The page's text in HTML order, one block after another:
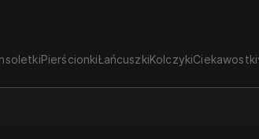
PierścionkiŁańcuszkiKolczykiCiekawostki